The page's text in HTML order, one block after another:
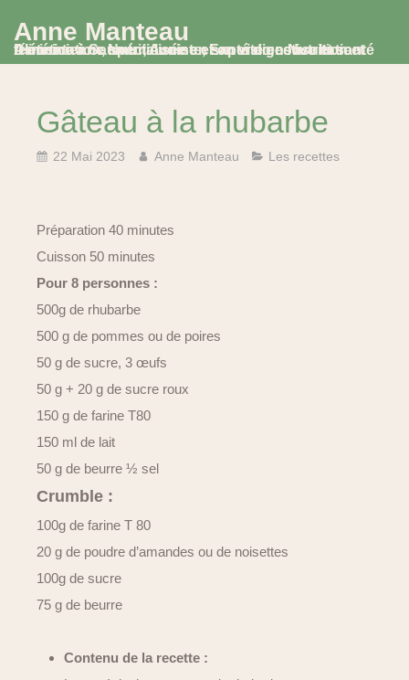
Anne Manteau
Diététicienne Nutritionniste, Experte en Nutrition et Alimentation, spécialisée en santé digestive et santé féminine à Saumur, Avoine et en visio consultation
Gâteau à la rhubarbe
22 Mai 2023 Anne Manteau Les recettes
Préparation 40 minutes
Cuisson 50 minutes
Pour 8 personnes :
500g de rhubarbe
500 g de pommes ou de poires
50 g de sucre, 3 œufs
50 g + 20 g de sucre roux
150 g de farine T80
150 ml de lait
50 g de beurre ½ sel
Crumble :
100g de farine T 80
20 g de poudre d’amandes ou de noisettes
100g de sucre
75 g de beurre
Contenu de la recette :